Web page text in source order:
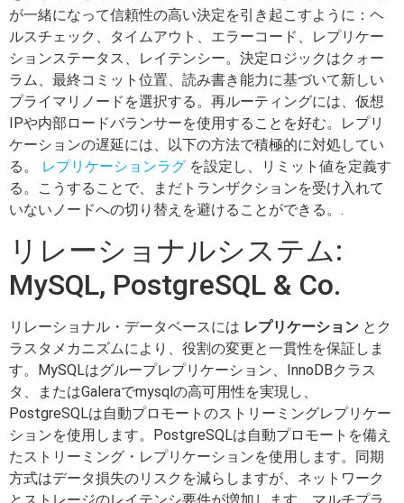
が一緒になって信頼性の高い決定を引き起こすように：ヘ
ルスチェック、タイムアウト、エラーコード、レプリケー
ションステータス、レイテンシー。決定ロジックはクォー
ラム、最終コミット位置、読み書き能力に基づいて新しい
プライマリノードを選択する。再ルーティングには、仮想
IPや内部ロードバランサーを使用することを好む。レプリ
ケーションの遅延には、以下の方法で積極的に対処してい
る。
レプリケーションラグ を設定し、リミット値を定義す
る。こうすることで、まだトランザクションを受け入れて
いないノードへの切り替えを避けることができる。.
リレーショナルシステム:
MySQL, PostgreSQL & Co.
リレーショナル・データベースには レプリケーション とク
ラスタメカニズムにより、役割の変更と一貫性を保証しま
す。MySQLはグループレプリケーション、InnoDBクラス
タ、またはGaleraでmysqlの高可用性を実現し、
PostgreSQLは自動プロモートのストリーミングレプリケー
ションを使用します。PostgreSQLは自動プロモートを備え
たストリーミング・レプリケーションを使用します。同期
方式はデータ損失のリスクを減らしますが、ネットワーク